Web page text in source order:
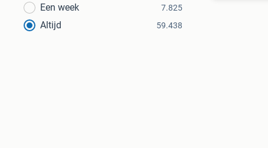
Een week 7.825
Altijd 59.438